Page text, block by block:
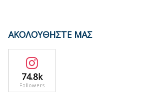
ΑΚΟΛΟΥΘΗΣΤΕ ΜΑΣ
74.8k
Followers